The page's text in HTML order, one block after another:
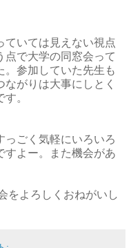
ていては見えない視点
点で大学の同窓会って
。参加していた先生も
がりは大事にしとく
。
っごく気軽にいろいろ
すよー。また機会があ
をよろしくおねがいし